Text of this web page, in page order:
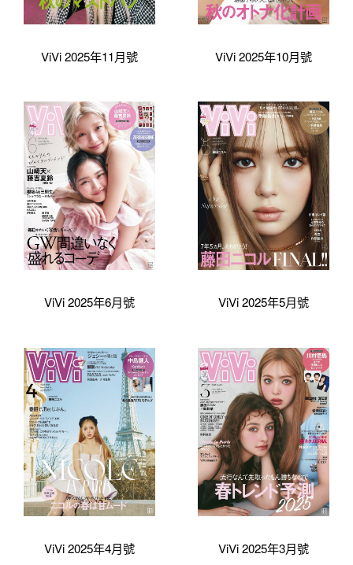
ViVi 2025年11月號 ViVi 2025年10月號
ViVi 2025年6月號 ViVi 2025年5月號
ViVi 2025年4月號 ViVi 2025年3月號